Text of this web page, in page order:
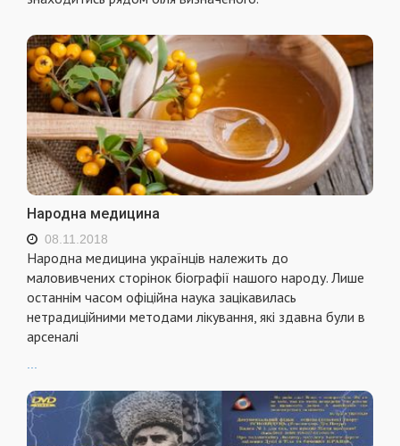
Народна медицина
08.11.2018
Народна медицина українців належить до
маловивчених сторінок біографії нашого народу. Лише
останнім часом офіційна наука зацікавилась
нетрадиційними методами лікування, які здавна були в
арсеналі